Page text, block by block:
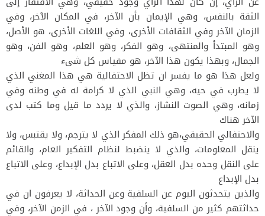
الثقة بالنفس، وهي الإيمان بأن الآخر، في المكان الآخر، وفي
الزمان الآخر وفي الثقافات الأخرى، وفي اللغات الأخرى، هو الأصل،
وهو المبتدأ والمنتهى، وهو الفكر، وهو العلم، وهو الفن، وهو
الجمال، وبهذا يكون هذا الآخر، هو مقياس كل شىء
ولعل هذا هو ما يفسر ان تظل الاحتفالية هي هذا المغني الذي
لا يطرب في حيه، وهي النبي الذي لا كرامة له في وطنه وفي
زمانه، وهي الصوت النشاز، والذي لا يردد ما قيل وما كتب لدى
الآخر هناك
والاحتفالي الحقيقي،هو ذلك المفكر الذي لا يترجم، ولا يقتبس، ولا
ينقل المعلومات، والذي لا ينضبط لنظام التفكير العام، والقائم
على النقل وحده بدل العقل، وعلى الاتباع بدل الإبداع، وعلى الاتباع
بدل الإبداع
والذين يتحدثون اليوم عن السلفية وعن الحداثة، لا يعرفون ان في
حداثتهم كثير من السلفية، وأن وجود الآخر ، في الزمن الآخر، وفي